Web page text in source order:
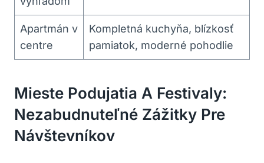
Apartmán v
centre
Kompletná kuchyňa, blízkosť
pamiatok, moderné pohodlie
Mieste Podujatia A Festivaly:
Nezabudnuteľné Zážitky Pre
Návštevníkov